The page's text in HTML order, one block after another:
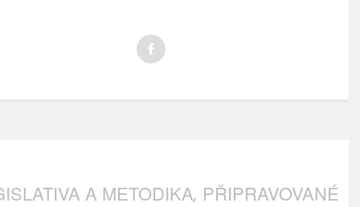
A METODIKA, PŘIPRAVOVANÉ